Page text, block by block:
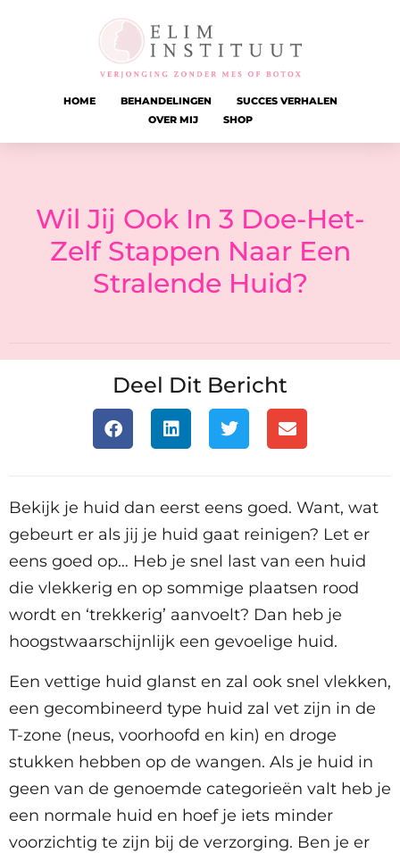
HOME BEHANDELINGEN
SUCCES VERHALEN
OVER MIJ
SHOP
Wil Jij Ook In 3 Doe-Het-
Zelf Stappen Naar Een
Stralende Huid?
Deel Dit Bericht
Bekijk je huid dan eerst eens goed. Want, wat
gebeurt er als jij je huid gaat reinigen? Let er
eens goed op… Heb je snel last van een huid
die vlekkerig en op sommige plaatsen rood
wordt en ‘trekkerig’ aanvoelt? Dan heb je
hoogstwaarschijnlijk een gevoelige huid.
Een vettige huid glanst en zal ook snel vlekken,
een gecombineerd type huid zal vet zijn in de
T-zone (neus, voorhoofd en kin) en droge
stukken hebben op de wangen. Als je huid in
geen van de genoemde categorieën valt heb je
een normale huid en hoef je iets minder
voorzichtig te zijn bij de verzorging. Ben je er